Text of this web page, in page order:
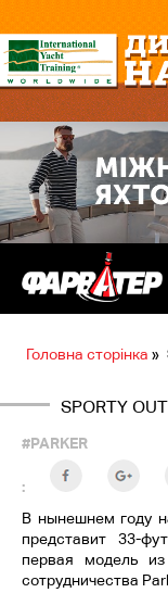
Головна сторінка »
SPORTY
#PARKER
:
В нынешнем году
представит 33-
первая модель
сотрудничества